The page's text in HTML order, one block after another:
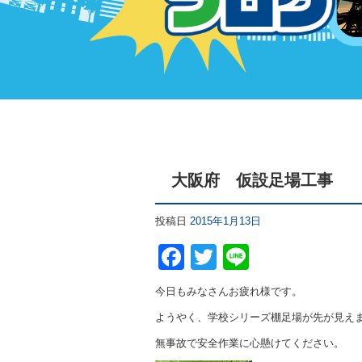
大阪府 仮設足場工事
投稿日 2015年1月13日
F
a
c
e
T
wi
tt
er
n
e
今日もみなさんお疲れ様です。
ようやく、学校シリーズ棚足場が先が見え
無事故で安全作業に心懸けてください。